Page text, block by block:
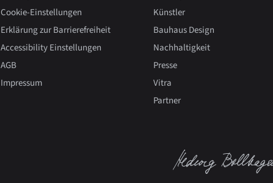
Cookie-Einstellungen
Erklärung zur Barrierefreiheit
Accessibility Einstellungen
AGB
Impressum
Künstler
Bauhaus Design
Nachhaltigkeit
Presse
Vitra
Partner